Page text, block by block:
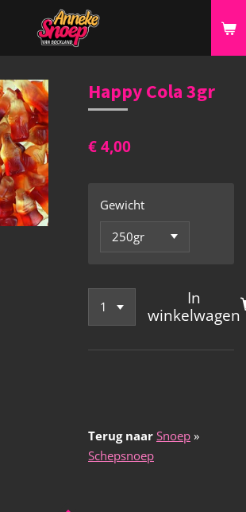
Happy Cola 3gr
€ 4,00
Gewicht
In
winkelwagen
Terug naar Snoep »
Schepsnoep